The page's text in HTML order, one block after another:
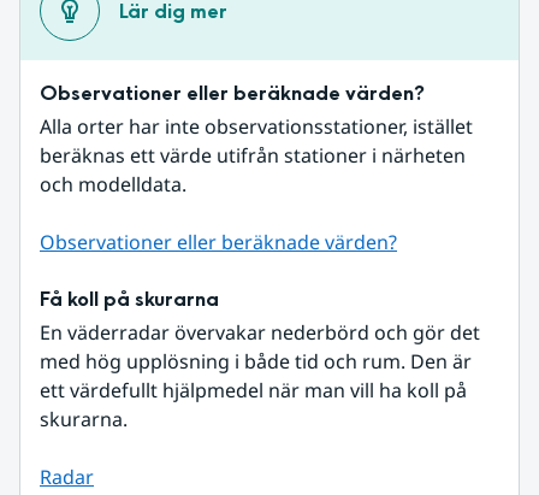
Lär dig mer
Observationer eller beräknade värden?
Alla orter har inte observationsstationer, istället
beräknas ett värde utifrån stationer i närheten
och modelldata.
Observationer eller beräknade värden?
Få koll på skurarna
En väderradar övervakar nederbörd och gör det
med hög upplösning i både tid och rum. Den är
ett värdefullt hjälpmedel när man vill ha koll på
skurarna.
Radar